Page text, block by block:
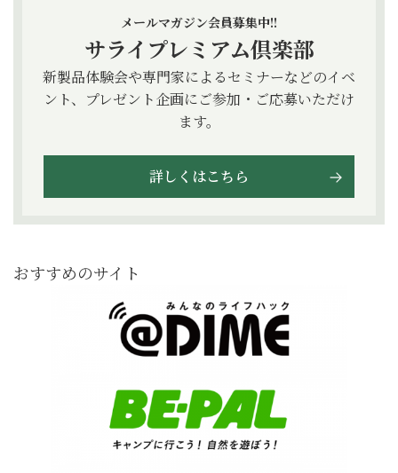
メールマガジン会員募集中!!
サライプレミアム倶楽部
新製品体験会や専門家によるセミナーなどのイベ
ント、プレゼント企画にご参加・ご応募いただけ
ます。
詳しくはこちら
おすすめのサイト